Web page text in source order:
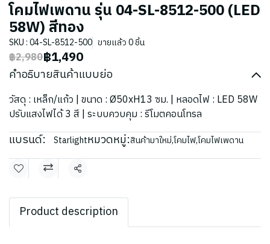
โคมไฟเพดาน รุ่น 04-SL-8512-500 (LED
58W) สีทอง
SKU : 04-SL-8512-500 ขายแล้ว 0 ชิ้น
฿2,980฿1,490
คำอธิบายสินค้าแบบย่อ
วัสดุ : เหล็ก/แก้ว | ขนาด : Ø50xH13 ซม. | หลอดไฟ : LED 58W
ปรับแสงไฟได้ 3 สี | ระบบควบคุม : รีโมตคอนโทรล
แบรนด์: Starlightหมวดหมู่:สินค้ามาใหม่,โคมไฟ,โคมไฟเพดาน
แชร์
Product description